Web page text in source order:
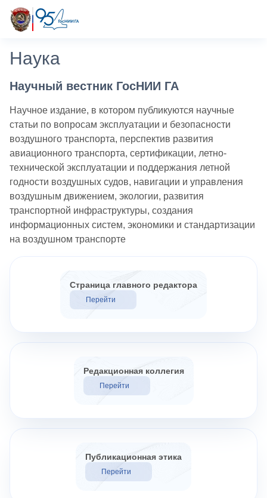
Наука
Научный вестник ГосНИИ ГА
Научное издание, в котором публикуются научные
статьи по вопросам эксплуатации и безопасности
воздушного транспорта, перспектив развития
авиационного транспорта, сертификации, летно-
технической эксплуатации и поддержания летной
годности воздушных судов, навигации и управления
воздушным движением, экологии, развития
транспортной инфраструктуры, создания
информационных систем, экономики и стандартизации
на воздушном транспорте
Страница главного редактора
Перейти
Редакционная коллегия
Перейти
Публикационная этика
Перейти